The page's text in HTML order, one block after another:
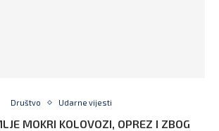
Društvo Udarne vijesti
MOKRI KOLOVOZI, OPREZ I ZBOG